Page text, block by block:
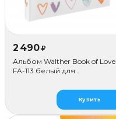
2 490 ₽
Альбом Walther Book of Love
FA-113 белый для
Купить